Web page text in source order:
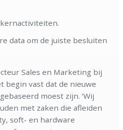
data om de juiste besluiten
Sales en Marketing bij
begin vast dat de nieuwe
moest zijn. ‘Wij
met zaken die afleiden
soft- en hardware